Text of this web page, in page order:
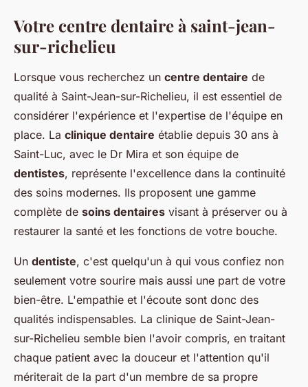
Votre centre dentaire à saint-jean-
sur-richelieu
Lorsque vous recherchez un centre dentaire de
qualité à Saint-Jean-sur-Richelieu, il est essentiel de
considérer l'expérience et l'expertise de l'équipe en
place. La clinique dentaire établie depuis 30 ans à
Saint-Luc, avec le Dr Mira et son équipe de
dentistes, représente l'excellence dans la continuité
des soins modernes. Ils proposent une gamme
complète de soins dentaires visant à préserver ou à
restaurer la santé et les fonctions de votre bouche.
Un dentiste, c'est quelqu'un à qui vous confiez non
seulement votre sourire mais aussi une part de votre
bien-être. L'empathie et l'écoute sont donc des
qualités indispensables. La clinique de Saint-Jean-
sur-Richelieu semble bien l'avoir compris, en traitant
chaque patient avec la douceur et l'attention qu'il
mériterait de la part d'un membre de sa propre